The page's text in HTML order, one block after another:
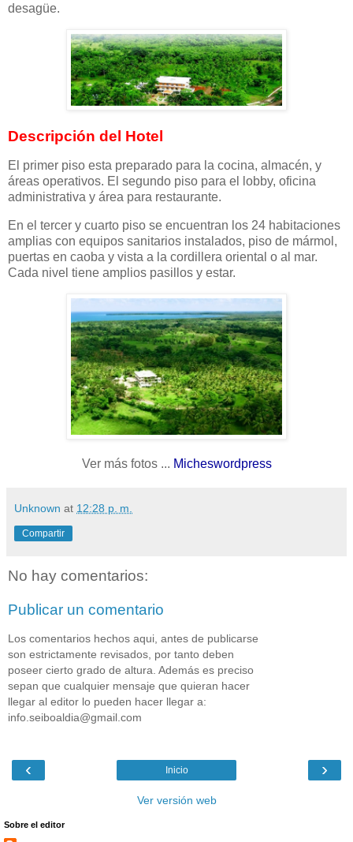
desagüe.
Descripción del Hotel
El primer piso esta preparado para la cocina, almacén, y
áreas operativos. El segundo piso para el lobby, oficina
administrativa y área para restaurante.
En el tercer y cuarto piso se encuentran los 24 habitaciones
amplias con equipos sanitarios instalados, piso de mármol,
puertas en caoba y vista a la cordillera oriental o al mar.
Cada nivel tiene amplios pasillos y estar.
Ver más fotos ... Micheswordpress
Unknown at 12:28 p. m.
Compartir
No hay comentarios:
Publicar un comentario
Los comentarios hechos aqui, antes de publicarse
son estrictamente revisados, por tanto deben
poseer cierto grado de altura. Además es preciso
sepan que cualquier mensaje que quieran hacer
llegar al editor lo pueden hacer llegar a:
info.seiboaldia@gmail.com
‹ ›
Inicio
Ver versión web
Sobre el editor